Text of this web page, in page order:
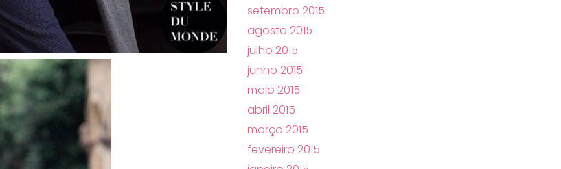
setembro 2015
agosto 2015
julho 2015
junho 2015
maio 2015
abril 2015
março 2015
fevereiro 2015